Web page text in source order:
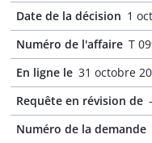
Date de la décision 1
Numéro de l'affaire T
En ligne le 31 octobre
Requête en révision de -
Numéro de la demande